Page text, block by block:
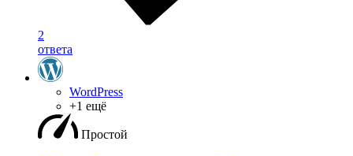
2
ответа
WordPress
+1 ещё
Простой